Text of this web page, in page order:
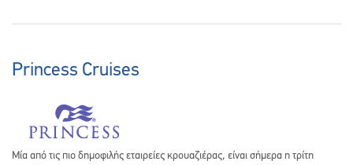
Princess Cruises
Μία από τις πιο δημοφιλής εταιρείες κρουαζιέρας, είναι σήμερα η τρίτη